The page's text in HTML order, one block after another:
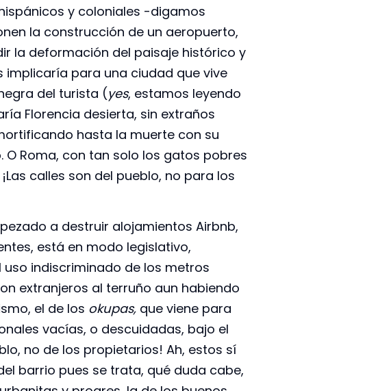
y coloniales -digamos
la construcción de un aeropuerto,
la deformación del paisaje histórico y
para una ciudad que vive
del turista (yes, estamos leyendo
Florencia desierta, sin extraños
hasta la muerte con su
O Roma, con tan solo los gatos pobres
calles son del pueblo, no para los
a destruir alojamientos Airbnb,
está en modo legislativo,
indiscriminado de los metros
extranjeros al terruño aun habiendo
el de los okupas, que viene para
vacías, o descuidadas, bajo el
no de los propietarios! Ah, estos sí
barrio pues se trata, qué duda cabe,